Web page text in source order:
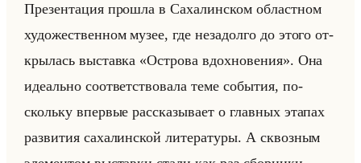
Пре­зен­та­ция про­шла в Са­ха­лин­ском об­ласт­ном
ху­до­же­ствен­ном музее, где неза­дол­го до этого от­
кры­лась вы­став­ка «Острова вдохновения». Она
иде­ально со­от­вет­ство­ва­ла теме со­бы­тия, по­
скольку впер­вые рас­ска­зы­ва­ет о глав­ных эта­пах
раз­ви­тия са­ха­лин­ской ли­те­ра­ту­ры. А сквоз­ным